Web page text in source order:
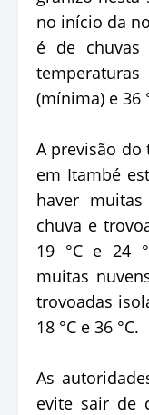
no início da
é de chuvas
(mínima) e 36
A previsão
em Itambé
haver
chuva e
19 °C e 24
muitas
trovoadas
18 °C e 36 °C.
As
evite sair de